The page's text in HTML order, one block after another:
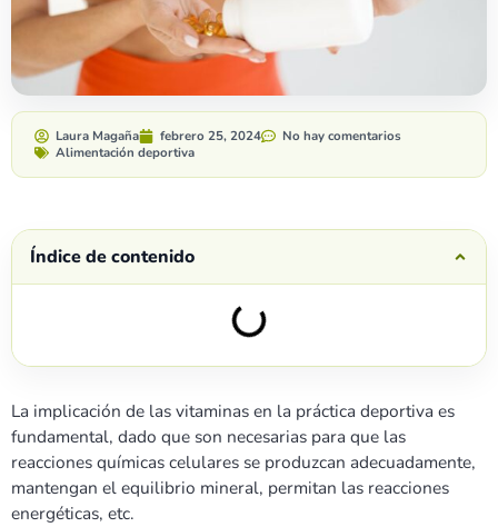
Laura Magaña febrero 25, 2024
No hay comentarios
Alimentación deportiva
Índice de contenido
La implicación de las vitaminas en la práctica deportiva es
fundamental, dado que son necesarias para que las
reacciones químicas celulares se produzcan adecuadamente,
mantengan el equilibrio mineral, permitan las reacciones
energéticas, etc.